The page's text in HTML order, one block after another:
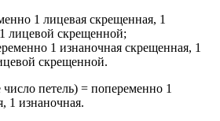
1 лицевая скрещенная, 1
лицевой скрещенной;
1 изнаночная скрещенная, 1
скрещенной.
петель) = попеременно 1
1 изнаночная.